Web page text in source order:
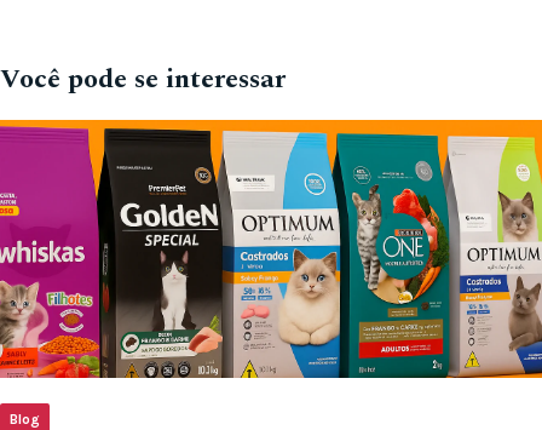
Você pode se interessar
Blog